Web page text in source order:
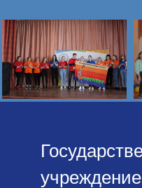
учреждение